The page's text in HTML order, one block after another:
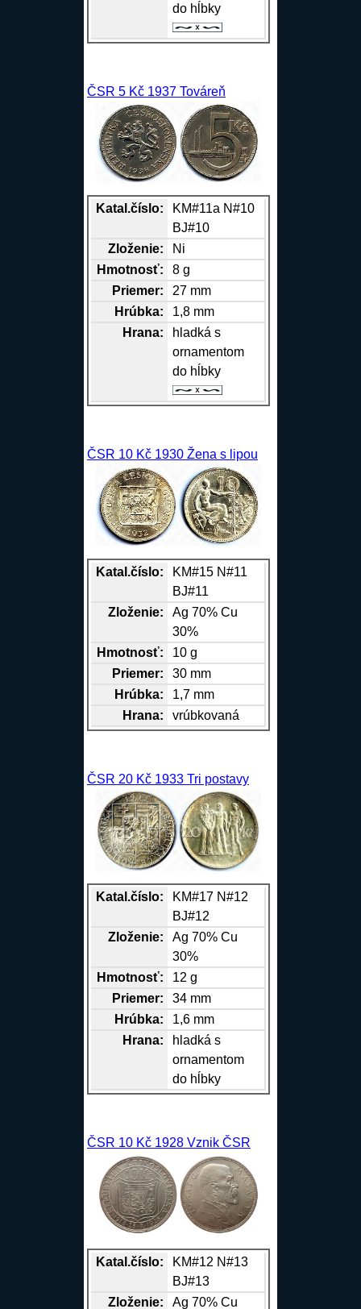
do hĺbky
ČSR 5 Kč 1937 Továreň
Katal.číslo:
KM#11a N#10
BJ#10
Zloženie:
Ni
Hmotnosť:
8 g
Priemer:
27 mm
Hrúbka:
1,8 mm
Hrana:
hladká s
ornamentom
do hĺbky
ČSR 10 Kč 1930 Žena s lipou
Katal.číslo:
KM#15 N#11
BJ#11
Zloženie:
Ag 70%Cu
30%
Hmotnosť:
10 g
Priemer:
30 mm
Hrúbka:
1,7 mm
Hrana: vrúbkovaná
ČSR 20 Kč 1933 Tri postavy
Katal.číslo:
KM#17 N#12
BJ#12
Zloženie:
Ag 70%Cu
30%
Hmotnosť:
12 g
Priemer:
34 mm
Hrúbka:
1,6 mm
Hrana:
hladká s
ornamentom
do hĺbky
ČSR 10 Kč 1928 Vznik ČSR
Katal.číslo:
KM#12 N#13
BJ#13
Zloženie:
Ag 70%Cu